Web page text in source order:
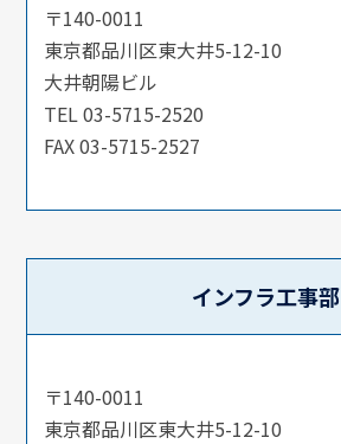
〒140-0011
東京都品川区東大井5-12-10
大井朝陽ビル
TEL 03-5715-2520
FAX 03-5715-2527
インフラ工事部
〒140-0011
東京都品川区東大井5-12-10